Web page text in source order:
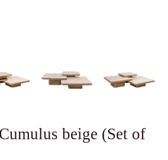
beige (Set of